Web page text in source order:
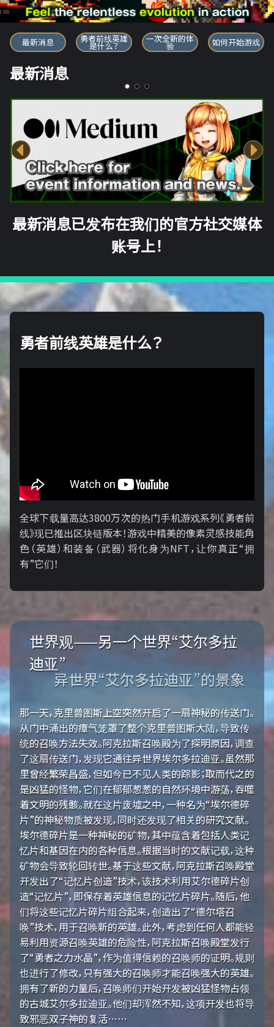
勇者前线英雄
最新消息 勇者前线英雄
是什么？
一次全新的体
验 如何开始游戏
最新消息
最新消息已发布在我们的官方社交媒体
账号上！
勇者前线英雄是什么？
全球下载量高达3800万次的热门手机游戏系列《勇者前
线》现已推出区块链版本！游戏中精美的像素灵感技能角
色（英雄）和装备（武器）将化身为NFT，让你真正“拥
有”它们！
世界观——另一个世界“艾尔多拉
迪亚”
异世界“艾尔多拉迪亚”的景象
那一天，克里普图斯上空突然开启了一扇神秘的传送门。
从门中涌出的瘴气笼罩了整个克里普图斯大陆，导致传
统的召唤方法失效。阿克拉斯召唤殿为了探明原因，调查
了这扇传送门，发现它通往异世界埃尔多拉迪亚。虽然那
里曾经繁荣昌盛，但如今已不见人类的踪影；取而代之的
是凶猛的怪物，它们在郁郁葱葱的自然环境中游荡，吞噬
着文明的残骸。就在这片废墟之中，一种名为“埃尔德碎
片”的神秘物质被发现，同时还发现了相关的研究文献。
埃尔德碎片是一种神秘的矿物，其中蕴含着包括人类记
忆片和基因在内的各种信息。根据当时的文献记载，这种
矿物会导致轮回转世。基于这些文献，阿克拉斯召唤殿堂
开发出了“记忆片创造”技术，该技术利用艾尔德碎片创
造“记忆片”，即保存着英雄信息的记忆片碎片。随后，他
们将这些记忆片碎片组合起来，创造出了“德尔塔召
唤”技术，用于召唤新的英雄。此外，考虑到任何人都能轻
易利用资源召唤英雄的危险性，阿克拉斯召唤殿堂发行
了“勇者之力水晶”，作为值得信赖的召唤师的证明。规则
也进行了修改，只有强大的召唤师才能召唤强大的英雄。
拥有了新的力量后，召唤师们开始开发被凶猛怪物占领
的古城艾尔多拉迪亚。他们却浑然不知，这项开发也将导
致邪恶双子神的复活……